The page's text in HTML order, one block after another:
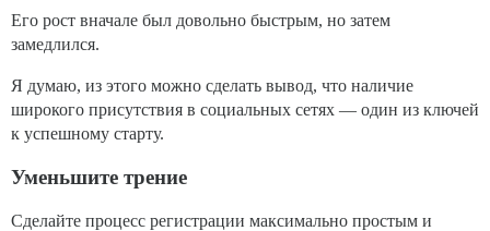
Его рост вначале был довольно быстрым, но затем
замедлился.
Я думаю, из этого можно сделать вывод, что наличие
широкого присутствия в социальных сетях — один из ключей
к успешному старту.
Уменьшите трение
Сделайте процесс регистрации максимально простым и